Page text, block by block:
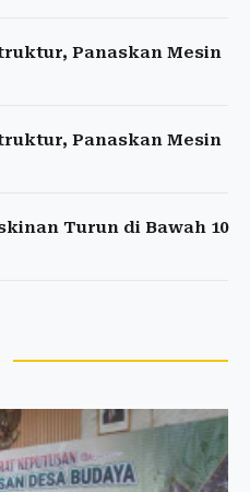
Panaskan Mesin
Panaskan Mesin
Turun di Bawah 10